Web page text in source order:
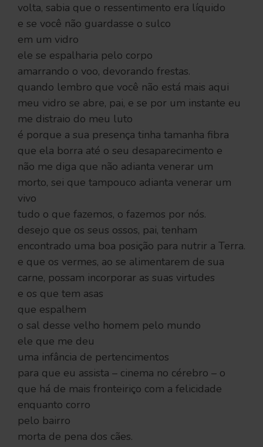
volta, sabia que o ressentimento era líquido
e se você não guardasse o sulco
em um vidro
ele se espalharia pelo corpo
amarrando o voo, devorando frestas.
quando lembro que você não está mais aqui
meu vidro se abre, pai, e se por um instante eu
me distraio do meu luto
é porque a sua presença tinha tamanha fibra
que ela borra até o seu desaparecimento e
não me diga que não adianta venerar um
morto, sei que tampouco adianta venerar um
vivo
tudo o que fazemos, o fazemos por nós.
desejo que os seus ossos, pai, tenham
encontrado uma boa posição para nutrir a Terra.
e que os vermes, ao se alimentarem de sua
carne, possam incorporar as suas virtudes
e os que tem asas
que espalhem
o sal desse velho homem pelo mundo
ele que me deu
uma infância de pertencimentos
para que eu assista – cinema no cérebro – o
que há de mais fronteiriço com a felicidade
enquanto corro
pelo bairro
morta de pena dos cães.